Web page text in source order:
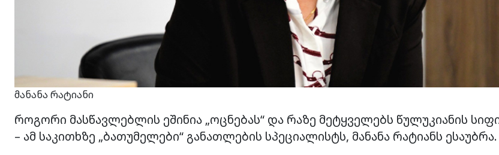
მანანა რატიანი
როგორი მასწავლებლის ეშინია „ოცნებას“ და რაზე მეტყველებს წულუკიანის
– ამ საკითხზე „ბათუმელები“ განათლების სპეციალისტს, მანანა რატიანს ესაუბრა.